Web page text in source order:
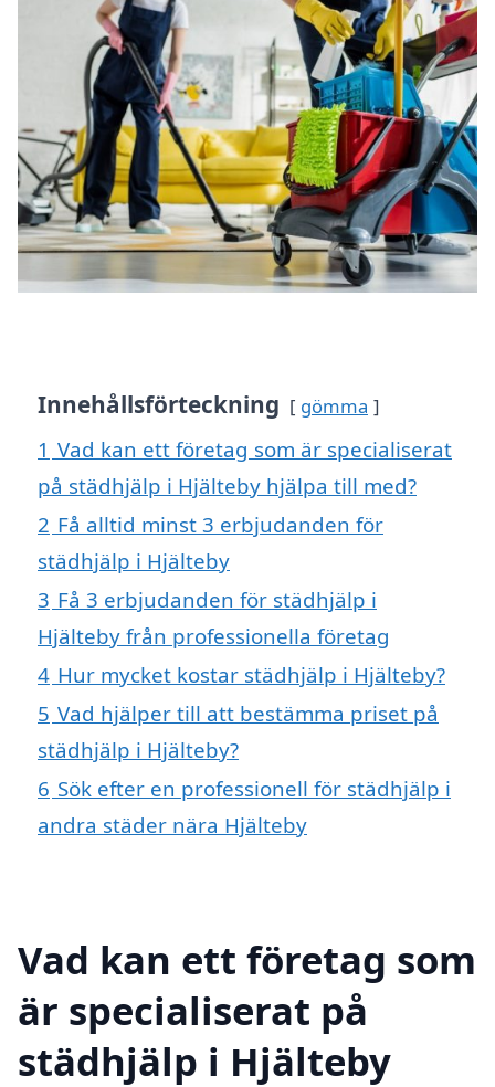
Innehållsförteckning gömma
1 Vad kan ett företag som är specialiserat
på städhjälp i Hjälteby hjälpa till med?
2 Få alltid minst 3 erbjudanden för
städhjälp i Hjälteby
3 Få 3 erbjudanden för städhjälp i
Hjälteby från professionella företag
4 Hur mycket kostar städhjälp i Hjälteby?
5 Vad hjälper till att bestämma priset på
städhjälp i Hjälteby?
6 Sök efter en professionell för städhjälp i
andra städer nära Hjälteby
Vad kan ett företag som
är specialiserat på
städhjälp i Hjälteby